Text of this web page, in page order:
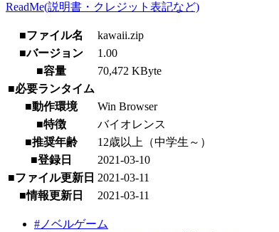
ReadMe(説明書・クレジット表記など)
■ファイル名
kawaii.zip
■バージョン
1.00
■容量
70,472 KByte
■必要ランタイム
■動作環境
Win Browser
■特徴
バイオレンス
■推奨年齢
12歳以上（中学生～）
■登録日
2021-03-10
■ファイル更新日 2021-03-11
■情報更新日
2021-03-11
#ノベルゲーム